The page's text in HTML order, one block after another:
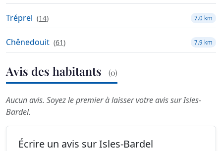
Tréprel (14) 7.0 km
Chênedouit (61) 7.9 km
Avis des habitants (0)
Aucun avis. Soyez le premier à laisser votre avis sur Isles-
Bardel.
Écrire un avis sur Isles-Bardel